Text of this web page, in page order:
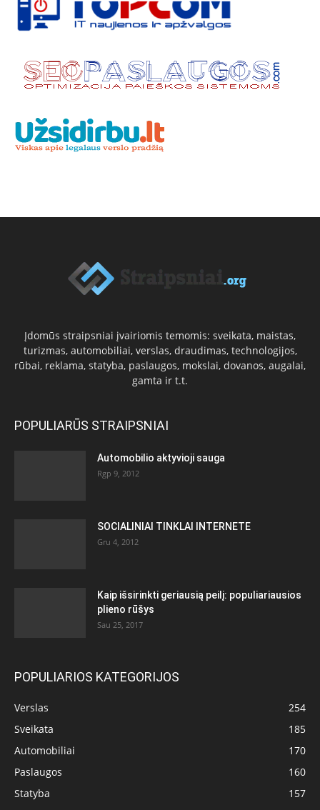
Įdomūs straipsniai įvairiomis temomis: sveikata, maistas,
turizmas, automobiliai, verslas, draudimas, technologijos,
rūbai, reklama, statyba, paslaugos, mokslai, dovanos, augalai,
gamta ir t.t.
POPULIARŪS STRAIPSNIAI
Automobilio aktyvioji sauga
Rgp 9, 2012
SOCIALINIAI TINKLAI INTERNETE
Gru 4, 2012
Kaip išsirinkti geriausią peilį: populiariausios
plieno rūšys
Sau 25, 2017
POPULIARIOS KATEGORIJOS
Verslas
254
Sveikata
185
Automobiliai
170
Paslaugos
160
Statyba
157